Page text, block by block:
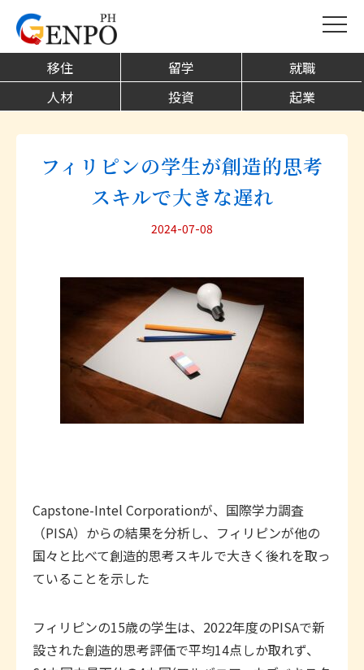
移住 留学
就職
人材
投資 起業
フィリピンの学生が創造的思考
スキルで大きな遅れ
2024-07-08
Capstone-Intel Corporationが、国際学力調査
（PISA）からの結果を分析し、フィリピンが他の
国々と比べて創造的思考スキルで大きく後れを取っ
ていることを示した
フィリピンの15歳の学生は、2022年度のPISAで新
設された創造的思考評価で平均14点しか取れず、